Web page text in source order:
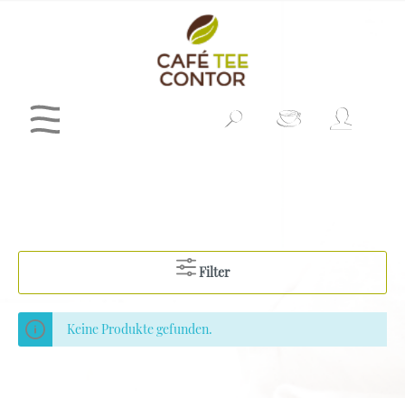
Filter
Keine Produkte gefunden.